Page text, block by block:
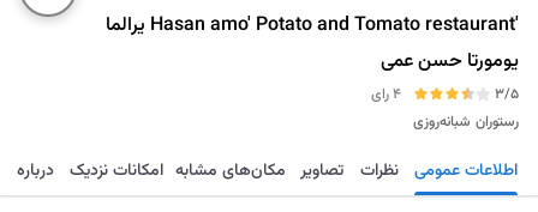
'Hasan amo' Potato and Tomato restaurant یرالما
یومورتا حسن عمی
3/5
4 رای
رستوران شبانه‌روزی
مسیریابی ذخیره ارسال اطلاعات عمومی نظرات تصاویر مکان‌های مشابه امکانات نزدیک درباره